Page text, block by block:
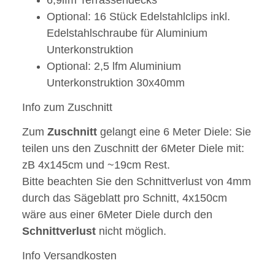
Optional: 16 Stück Edelstahlclips inkl.
Edelstahlschraube für Aluminium
Unterkonstruktion
Optional: 2,5 lfm Aluminium
Unterkonstruktion 30x40mm
Info zum Zuschnitt
Zum Zuschnitt gelangt eine 6 Meter Diele: Sie
teilen uns den Zuschnitt der 6Meter Diele mit:
zB 4x145cm und ~19cm Rest.
Bitte beachten Sie den Schnittverlust von 4mm
durch das Sägeblatt pro Schnitt, 4x150cm
wäre aus einer 6Meter Diele durch den
Schnittverlust nicht möglich.
Info Versandkosten